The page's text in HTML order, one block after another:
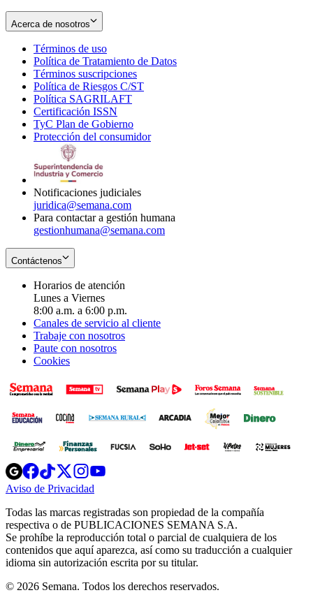
Acerca de nosotros
Términos de uso
in
new
window
Política de Tratamiento de Datos
Términos suscripciones
in
Política de Riesgos C/ST
Política SAGRILAFT
new
window
Certificación ISSN
in
new
TyC Plan de Gobierno
in
Protección del consumidorOpens
Notificaciones judiciales
juridica@semana.com
Para contactar a gestión humana
gestionhumana@semana.com
Contáctenos
Horarios de atención
Lunes a Viernes
8:00 a.m. a 6:00 p.m.
Canales de servicio al cliente
Trabaje con nosotros
Paute con nosotros
Cookies
Opens
in
new
Opens
in
new
Opens
in
new
window
Opens
new
windowwindow
Aviso de Privacidad
new
window
Todas las marcas registradas son propiedad de la compañía
respectiva o de PUBLICACIONES SEMANA S.A.
Se prohíbe la reproducción total o parcial de cualquiera de los
contenidos que aquí aparezca, así como su traducción a cualquier
idioma sin autorización escrita por su titular.
© 2026 Semana. Todos los derechos reservados.